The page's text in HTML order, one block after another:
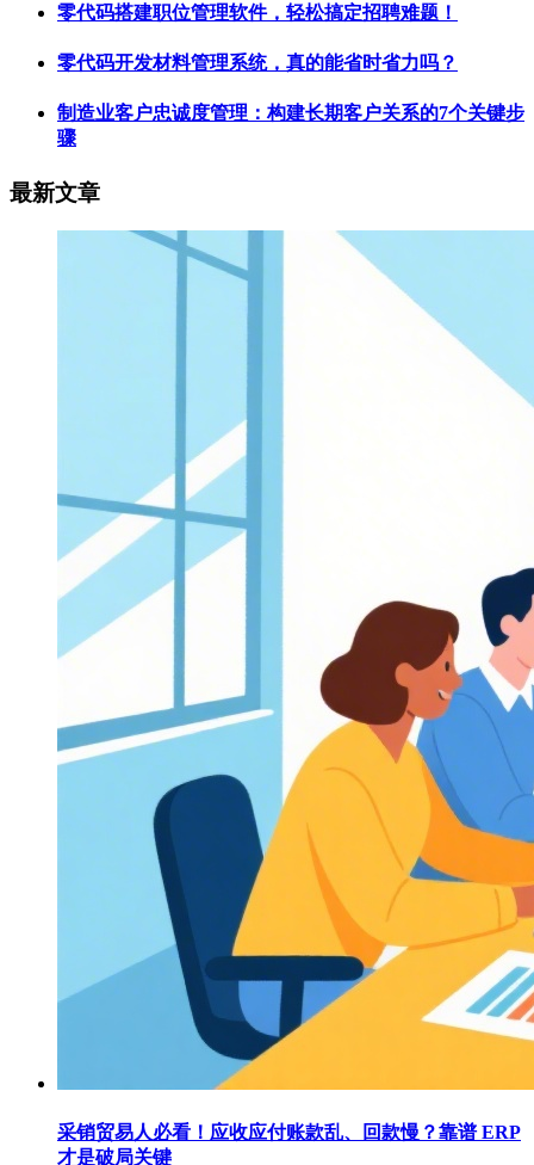
零代码搭建职位管理软件，轻松搞定招聘难题！
零代码开发材料管理系统，真的能省时省力吗？
制造业客户忠诚度管理：构建长期客户关系的7个关键步
骤
最新文章
采销贸易人必看！应收应付账款乱、回款慢？靠谱 ERP
才是破局关键